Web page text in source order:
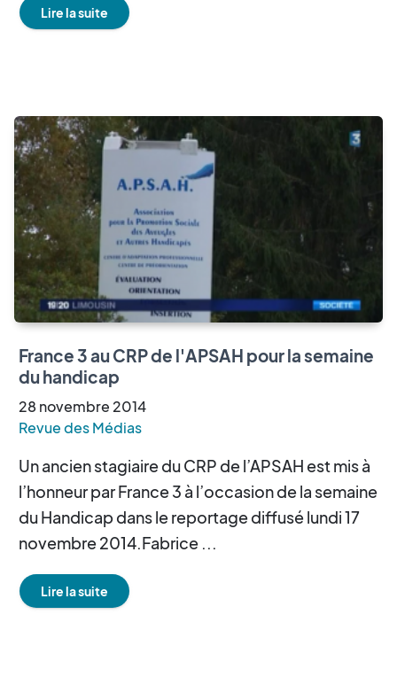
Lire la suite
France 3 au CRP de l'APSAH pour la semaine
du handicap
28 novembre 2014
Revue des Médias
Un ancien stagiaire du CRP de l’APSAH est mis à
l’honneur par France 3 à l’occasion de la semaine
du Handicap dans le reportage diffusé lundi 17
novembre 2014.Fabrice ...
Lire la suite